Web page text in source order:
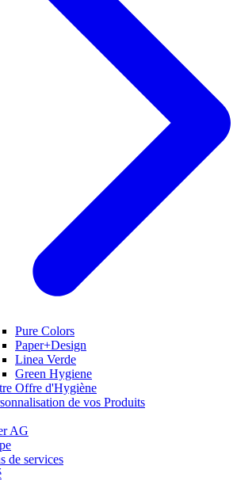
Pure Colors
Paper+Design
Linea Verde
Green Hygiene
Offre d'Hygiène
de vos Produits
AG
de services